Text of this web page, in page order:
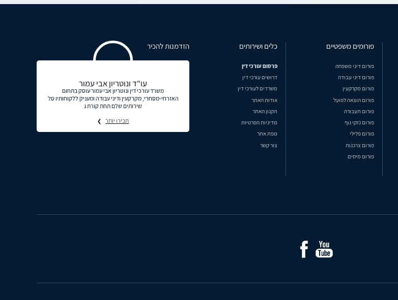
פורומים משפטיים
פורום דיני משפחה
פורום דיני עבודה
פורום מקרקעין
פורום הוצאה לפועל
פורום תעבורה
פורום נזקי גוף
פורום פלילי
פורום צרכנות
פורום מיסים
כלים ושירותים
פרסום עורכי דין
דרושים עורכי דין
משרדים לעורכי דין
אודות האתר
תקנון האתר
מדיניות הפרטיות
מפת אתר
צור קשר
הזדמנות להכיר
עו"ד ונוטריון אבי עמור
משרד עורכי דין ונוטריון אבי עמור עוסק בתחום
האזרחי-מסחרי, מקרקעין ודיני עבודה ומעניק ללקוחותיו סל
שירותים שלם תחת קורת ג
תכירו יותר